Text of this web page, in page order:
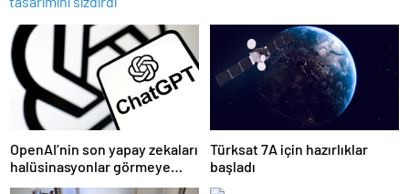
OpenAI’nin son yapay zekaları
halüsinasyonlar görmeye
başladı
Türksat 7A için hazırlıklar
başladı